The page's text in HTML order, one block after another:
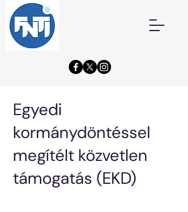
Egyedi
kormánydöntéssel
megítélt közvetlen
támogatás (EKD)